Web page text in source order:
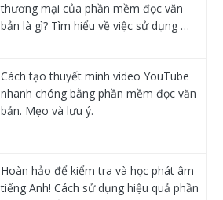
thương mại của phần mềm đọc văn
bản là gì? Tìm hiểu về việc sử dụng …
Cách tạo thuyết minh video YouTube
nhanh chóng bằng phần mềm đọc văn
bản. Mẹo và lưu ý.
Hoàn hảo để kiểm tra và học phát âm
tiếng Anh! Cách sử dụng hiệu quả phần